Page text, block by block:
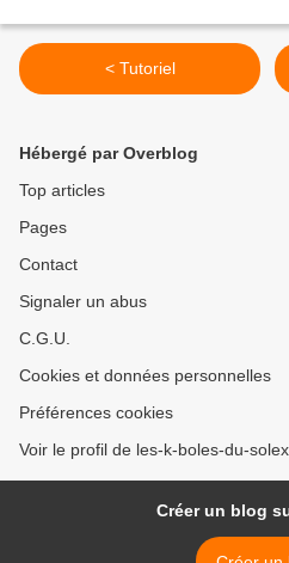
< Tutoriel
Hébergé par Overblog
Top articles
Pages
Contact
Signaler un abus
C.G.U.
Cookies et données personnelles
Préférences cookies
Voir le profil de les-k-boles-du-
Créer un blog